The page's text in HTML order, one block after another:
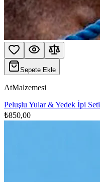
Sepete Ekle
AtMalzemesi
Peluşlu Yular & Yedek İpi Seti
₺850,00